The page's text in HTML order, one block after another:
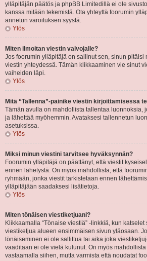
ylläpitäjän päätös ja phpBB Limitedillä ei ole
kanssa mitään tekemistä. Ota yhteyttä foorumin
annetun varoituksen syystä.
Ylös
Miten ilmoitan viestin valvojalle?
Jos foorumin ylläpitäjä on sallinut sen, sinun pitäisi
viestin yhteydessä. Tämän klikkaaminen vie sinut
vaiheiden läpi.
Ylös
Mitä “Tallenna”-painike viestin kirjoittamisessa
Tämän avulla on mahdollista tallentaa luonnoksia,
ja lähettää myöhemmin. Avataksesi tallennetun
asetuksissa.
Ylös
Miksi minun viestini tarvitsee hyväksynnän?
Foorumin ylläpitäjä on päättänyt, että viestit
ennen lähetystä. On myös mahdollista, että
ryhmään, jonka viestit tarkistetaan ennen
ylläpitäjään saadaksesi lisätietoja.
Ylös
Miten tönäisen viestiketjuani?
Klikkaamalla “Tönaise viestiä” -linkkiä, kun katselet
viestiketjua alueen ensimmäisen sivun yläosaan.
tönäiseminen ei ole sallittua tai aika joka
vaaditaan ei ole vielä kulunut. On myös
vastaamalla siihen, mutta varmista että noudatat